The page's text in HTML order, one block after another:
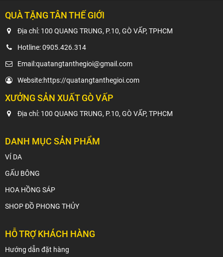
QUÀ TẶNG TÂN THẾ GIỚI
Địa chỉ: 100 QUANG TRUNG, P.10, GÒ VẤP, TPHCM
Hotline:0905.426.314
Email:quatangtanthegioi@gmail.com
Website:https://quatangtanthegioi.com
XƯỞNG SẢN XUẤT GÒ VẤP
Địa chỉ: 100 QUANG TRUNG, P.10, GÒ VẤP, TPHCM
DANH MỤC SẢN PHẨM
VÍ DA
GẤU BÔNG
HOA HỒNG SÁP
SHOP ĐỒ PHONG THỦY
HỖ TRỢ KHÁCH HÀNG
Hướng dẫn đặt hàng